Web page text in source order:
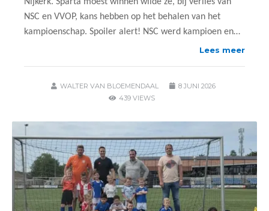
NSC en VVOP, kans hebben op het behalen van het
kampioenschap. Spoiler alert! NSC werd kampioen en…
Lees meer
WALTER VAN BLOEMENDAAL
8 JUNI 2026
439 VIEWS